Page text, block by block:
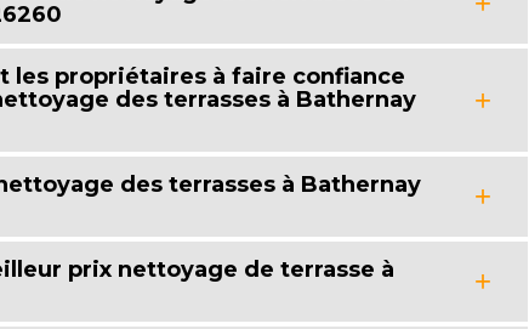
les propriétaires à faire confiance
des terrasses à Bathernay
des terrasses à Bathernay
prix nettoyage de terrasse à